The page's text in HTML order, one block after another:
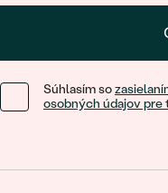
Súhlasím so
osobných údajov pre